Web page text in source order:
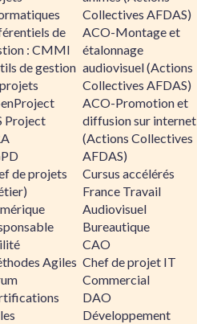
de
: CMMI
de gestion
Project
de projets
Agiles
Collectives AFDAS)
ACO-Montage et
étalonnage
audiovisuel (Actions
Collectives AFDAS)
ACO-Promotion et
diffusion sur internet
(Actions Collectives
AFDAS)
Cursus accélérés
France Travail
Audiovisuel
Bureautique
CAO
Chef de projet IT
Commercial
DAO
Développement